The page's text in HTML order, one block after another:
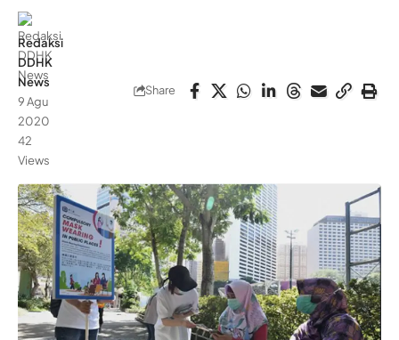
Redaksi
DDHK
News
9 Agu
2020
42
Views
Share